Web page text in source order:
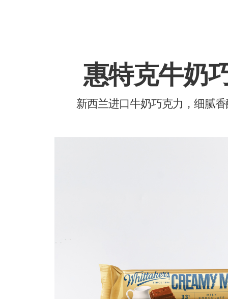
惠特克牛奶
新西兰进口牛奶巧克力，细腻